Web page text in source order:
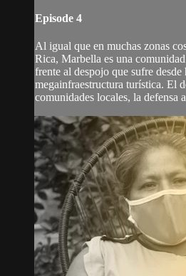
Episode 4
Al igual que en muchas zonas
Rica, Marbella es una
frente al despojo que sufre desde
megainfraestructura turística. El
comunidades locales, la defensa